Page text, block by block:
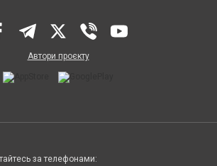
Автори проєкту
за телефонами: